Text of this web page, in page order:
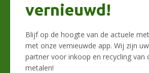
vernieuwd!
Blijf op de hoogte van de actuele
met onze vernieuwde app. Wij zijn
partner voor inkoop en recycling van
metalen!